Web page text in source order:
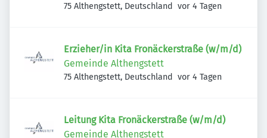
75 Althengstett, Deutschland Veröffentlicht
vor 4 Tagen
Erzieher/in Kita Fronäckerstraße (w/m/d)
Gemeinde Althengstett
75 Althengstett, Deutschland Veröffentlicht
vor 4 Tagen
Leitung Kita Fronäckerstraße (w/m/d)
Gemeinde Althengstett